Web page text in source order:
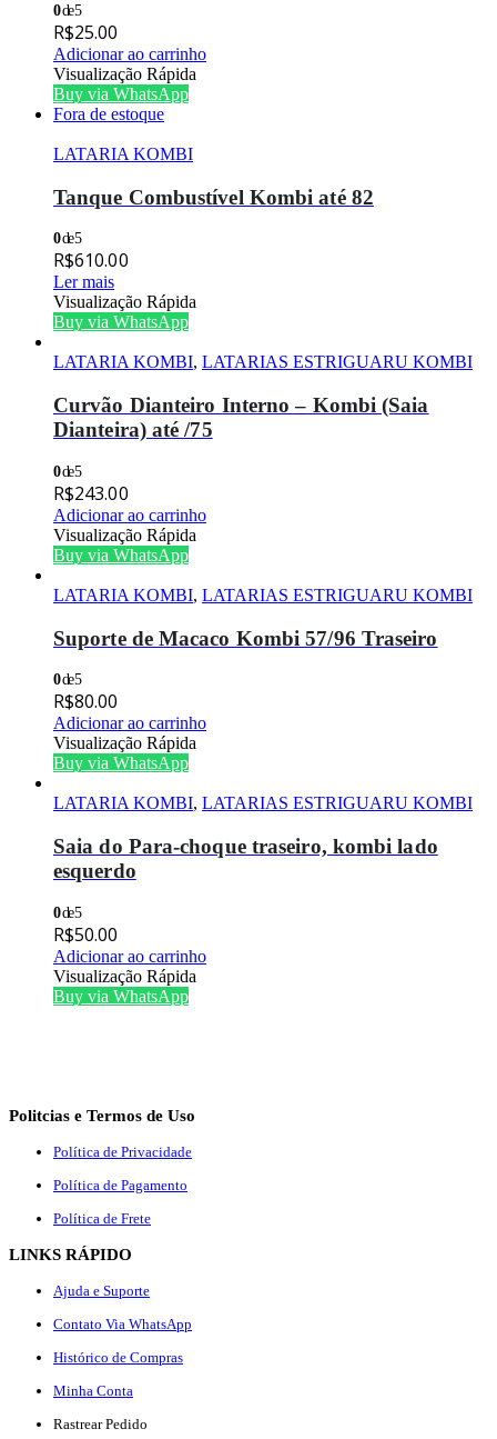
0de 5
R$25.00
Adicionar ao carrinho
Visualização Rápida
Buy via WhatsApp
Fora de estoque
LATARIA KOMBI
Tanque Combustível Kombi até 82
0de 5
R$610.00
Ler mais
Visualização Rápida
Buy via WhatsApp
LATARIA KOMBI, LATARIAS ESTRIGUARU KOMBI
Curvão Dianteiro Interno – Kombi (Saia
Dianteira) até /75
0de 5
R$243.00
Adicionar ao carrinho
Visualização Rápida
Buy via WhatsApp
LATARIA KOMBI, LATARIAS ESTRIGUARU KOMBI
Suporte de Macaco Kombi 57/96 Traseiro
0de 5
R$80.00
Adicionar ao carrinho
Visualização Rápida
Buy via WhatsApp
LATARIA KOMBI, LATARIAS ESTRIGUARU KOMBI
Saia do Para-choque traseiro, kombi lado
esquerdo
0de 5
R$50.00
Adicionar ao carrinho
Visualização Rápida
Buy via WhatsApp
Politcias e Termos de Uso
Política de Privacidade
Política de Pagamento
Política de Frete
LINKS RÁPIDO
Ajuda e Suporte
Contato Via WhatsApp
Histórico de Compras
Minha Conta
Rastrear Pedido